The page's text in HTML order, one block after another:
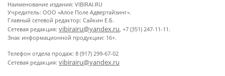
Наименование издания: VIBIRAI.RU
Учредитель: ООО «Алое Поле Адвертайзинг».
Главный сетевой редактор: Сайкин Е.Б.
Сетевая редакция: vibirairu@yandex.ru, +7 (351) 247-11-11.
Знак информационной продукции: 16+.
Телефон отдела продаж: 8 (917) 299-67-02
Сетевая редакция: vibirairu@yandex.ru